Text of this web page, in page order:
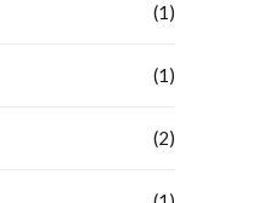
(1)
(1)
(2)